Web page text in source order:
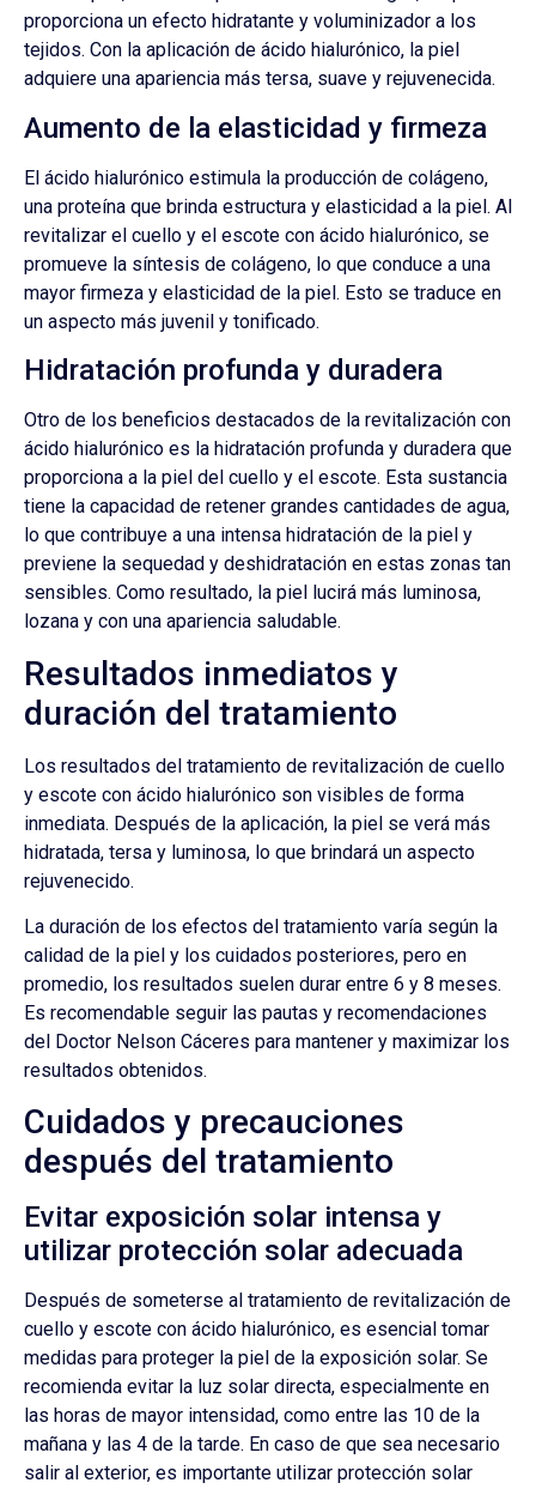
proporciona un efecto hidratante y voluminizador a los
tejidos. Con la aplicación de ácido hialurónico, la piel
adquiere una apariencia más tersa, suave y rejuvenecida.
Aumento de la elasticidad y firmeza
El ácido hialurónico estimula la producción de colágeno,
una proteína que brinda estructura y elasticidad a la piel. Al
revitalizar el cuello y el escote con ácido hialurónico, se
promueve la síntesis de colágeno, lo que conduce a una
mayor firmeza y elasticidad de la piel. Esto se traduce en
un aspecto más juvenil y tonificado.
Hidratación profunda y duradera
Otro de los beneficios destacados de la revitalización con
ácido hialurónico es la hidratación profunda y duradera que
proporciona a la piel del cuello y el escote. Esta sustancia
tiene la capacidad de retener grandes cantidades de agua,
lo que contribuye a una intensa hidratación de la piel y
previene la sequedad y deshidratación en estas zonas tan
sensibles. Como resultado, la piel lucirá más luminosa,
lozana y con una apariencia saludable.
Resultados inmediatos y
duración del tratamiento
Los resultados del tratamiento de revitalización de cuello
y escote con ácido hialurónico son visibles de forma
inmediata. Después de la aplicación, la piel se verá más
hidratada, tersa y luminosa, lo que brindará un aspecto
rejuvenecido.
La duración de los efectos del tratamiento varía según la
calidad de la piel y los cuidados posteriores, pero en
promedio, los resultados suelen durar entre 6 y 8 meses.
Es recomendable seguir las pautas y recomendaciones
del Doctor Nelson Cáceres para mantener y maximizar los
resultados obtenidos.
Cuidados y precauciones
después del tratamiento
Evitar exposición solar intensa y
utilizar protección solar adecuada
Después de someterse al tratamiento de revitalización de
cuello y escote con ácido hialurónico, es esencial tomar
medidas para proteger la piel de la exposición solar. Se
recomienda evitar la luz solar directa, especialmente en
las horas de mayor intensidad, como entre las 10 de la
mañana y las 4 de la tarde. En caso de que sea necesario
salir al exterior, es importante utilizar protección solar